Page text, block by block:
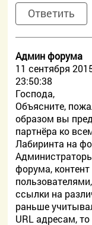
Ответить
Админ форума
11 сентября
23:50:38
Господа,
Объясните,
образом вы
партнёра ко
Лабиринта на
форума,
ссылки на
раньше
URL адресам,